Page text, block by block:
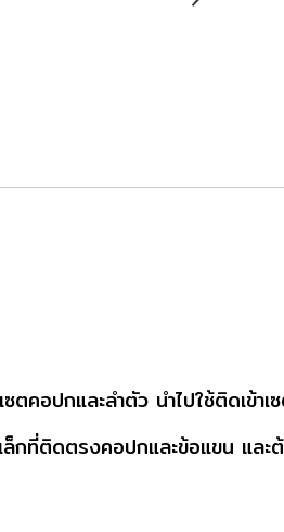
อปกและลำตัว นำไปใช้ติดเข้าเซ
ล็กที่ติดตรงคอปกและข้อแขน และ